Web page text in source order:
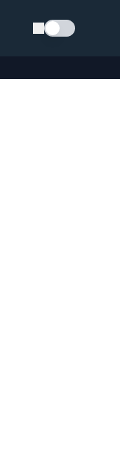
Schimba tema